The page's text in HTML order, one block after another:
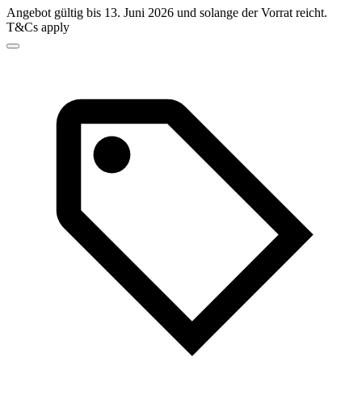
Angebot gültig bis 13. Juni 2026 und solange der Vorrat reicht.
T&Cs apply